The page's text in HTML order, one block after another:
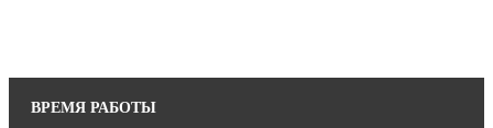
ВРЕМЯ РАБОТЫ